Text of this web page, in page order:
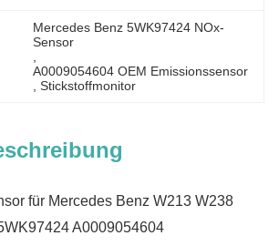
Mercedes Benz 5WK97424 NOx-
Sensor
A0009054604 OEM Emissionssensor
, Stickstoffmonitor
für Mercedes Benz W213 W238
A0009054604